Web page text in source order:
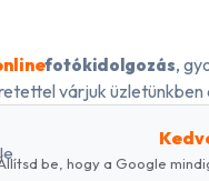
fotókidolgozás,
várjuk üzletünkben
be, hogy a Google